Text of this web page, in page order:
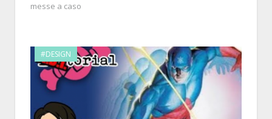
messe a caso
#DESIGN